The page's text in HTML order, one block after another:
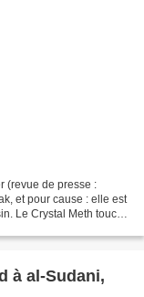
(revue de presse :
et pour cause : elle est
Le Crystal Meth touche
à al-Sudani,